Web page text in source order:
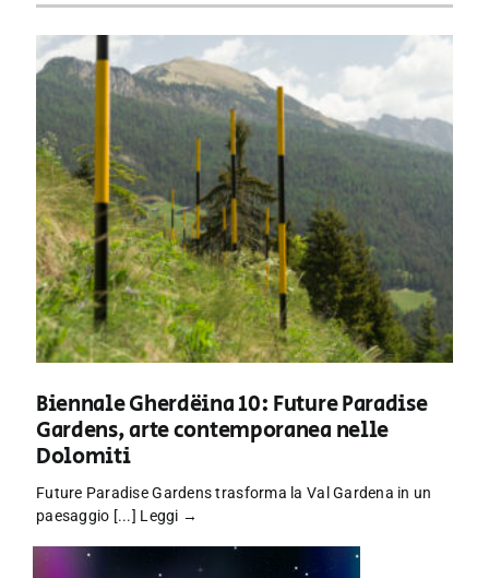
Biennale Gherdëina 10: Future Paradise
Gardens, arte contemporanea nelle
Dolomiti
Future Paradise Gardens trasforma la Val Gardena in un
paesaggio [...] Leggi →